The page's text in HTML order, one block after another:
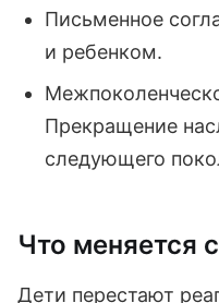
Письменное
и ребенком.
Прекращение
следующего
Что меняется
Дети перестают